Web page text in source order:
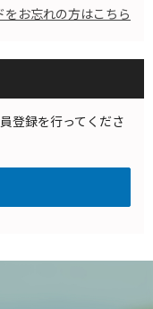
をお忘れの方はこちら
登録を行ってくださ